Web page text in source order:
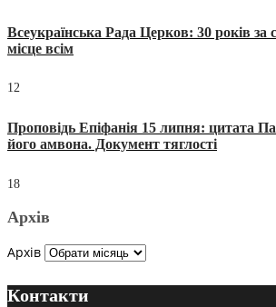
Всеукраїнська Рада Церков: 30 років за
місце всім
12
Проповідь Епіфанія 15 липня: цитата
його амвона. Документ тяглості
18
Архів
Архів
Контакти